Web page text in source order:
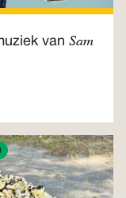
van Sam